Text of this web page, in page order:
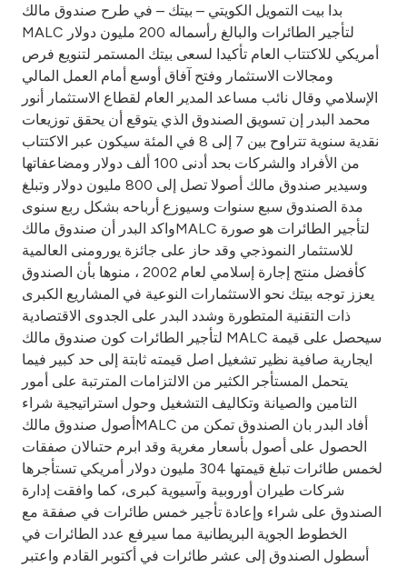
After Sales Services
Contact us
Branch & ATM locator
Germany
Malaysia
Turkey
Egypt
UK
Kingdom of Bahrain
بدا بيت التمويل الكويتي – بيتك – في طرح صندوق مالك
MALC لتأجير الطائرات والبالغ رأسماله 200 مليون دولار
أمريكي للاكتتاب العام تأكيدا لسعى بيتك المستمر لتنويع فرص
ومجالات الاستثمار وفتح آفاق أوسع أمام العمل المالي
الإسلامي وقال نائب مساعد المدير العام لقطاع الاستثمار أنور
محمد البدر إن تسويق الصندوق الذي يتوقع أن يحقق توزيعات
نقدية سنوية تتراوح بين 7 إلى 8 في المئة سيكون عبر الاكتتاب
من الأفراد والشركات بحد أدنى 100 ألف دولار ومضاعفاتها
وسيدير صندوق مالك أصولا تصل إلى 800 مليون دولار وتبلغ
مدة الصندوق سبع سنوات وسيوزع أرباحه بشكل ربع سنوى
واكد البدر أن صندوق مالكMALC لتأجير الطائرات هو صورة
للاستثمار النموذجي وقد حاز على جائزة يورومنى العالمية
كأفضل منتج إجارة إسلامي لعام 2002 ، منوها بأن الصندوق
يعزز توجه بيتك نحو الاستثمارات النوعية في المشاريع الكبرى
ذات التقنية المتطورة وشدد البدر على الجدوى الاقتصادية
لتأجير الطائرات كون صندوق مالك MALC سيحصل على قيمة
ايجارية صافية نظير تشغيل اصل قيمته ثابتة إلى حد كبير فيما
يتحمل المستأجر الكثير من الالتزامات المترتبة على أمور
التامين والصيانة وتكاليف التشغيل وحول استراتيجية شراء
أصول صندوق مالكMALC أفاد البدر بان الصندوق تمكن من
الحصول على أصول بأسعار مغرية وقد ابرم حتىالان صفقات
لخمس طائرات تبلغ قيمتها 304 مليون دولار أمريكي تستأجرها
شركات طيران أوروبية وآسيوية كبرى، كما وافقت إدارة
الصندوق على شراء وإعادة تأجير خمس طائرات في صفقة مع
الخطوط الجوية البريطانية مما سيرفع عدد الطائرات في
أسطول الصندوق إلى عشر طائرات في أكتوبر القادم واعتبر